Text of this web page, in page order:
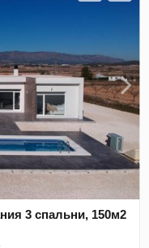
3 спальни, 150м2